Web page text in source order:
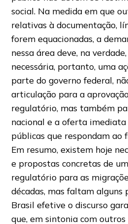
social. Na medida em que
relativas à documentação,
forem equacionadas, a
nessa área deve, na
necessária, portanto, uma
parte do governo federal,
articulação para a
regulatório, mas também
nacional e a oferta
públicas que respondam ao
Em resumo, existem hoje
e propostas concretas de
regulatório para as
décadas, mas faltam alguns
Brasil efetive o discurso
que, em sintonia com